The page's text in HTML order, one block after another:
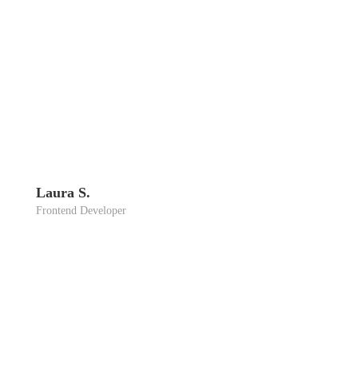
Lau­ra S.
Front­end Deve­lo­per